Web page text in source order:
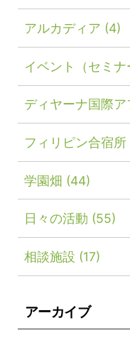
アルカディア (4)
イベント（セミナ
ディヤーナ国際
フィリピン合宿所
学園畑 (44)
日々の活動 (55)
相談施設 (17)
アーカイブ